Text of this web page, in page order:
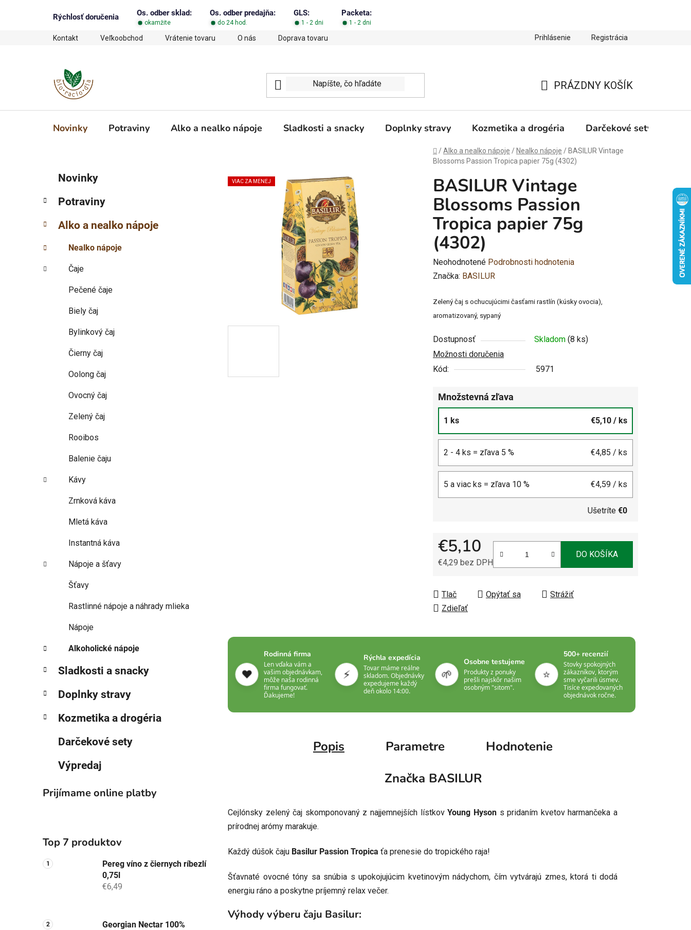
Rýchlosť doručenia Os. odber sklad: Os. odber predajňa: GLS: Packeta:
okamžite do 24 hod. 1 - 2 dni 1 - 2 dni
Kontakt Veľkoobchod Vrátenie tovaru O nás Doprava tovaru Podmienky ochrany osobných údajov Zľava 10 % na prvý nákup
Prihlásenie Registrácia
KOŠÍK
PRÁZDNY KOŠÍK
Novinky Potraviny Alko a nealko nápoje Sladkosti a snacky Doplnky stravy Kozmetika a drogéria Darčekové sety
Domov
/Alko a nealko nápoje / Nealko nápoje / BASILUR Vintage
Blossoms Passion Tropica papier 75g (4302)
č
ý
a
n
kategórie
e
ó
i
Novinky
Potraviny
Alko a nealko nápoje
Nealko nápoje
Čaje
Pečené čaje
Biely čaj
Bylinkový čaj
Čierny čaj
Oolong čaj
Ovocný čaj
Zelený čaj
Rooibos
Balenie čaju
Kávy
Zrnková káva
Mletá káva
Instantná káva
Nápoje a šťavy
Šťavy
Rastlinné nápoje a náhrady mlieka
Nápoje
Alkoholické nápoje
Sladkosti a snacky
Doplnky stravy
Kozmetika a drogéria
Darčekové sety
Výpredaj
Prijímame online platby
Top 7 produktov
Pereg víno z čiernych ríbezlí
0,75l
€6,49
Georgian Nectar 100%
BASILUR Vintage
Blossoms Passion
Tropica papier 75g
(4302)
Priemerné
hodnotenie
je
0,0
5
hviezdičiek.
Neohodnotené Podrobnosti hodnotenia
Značka: BASILUR
Zelený čaj s ochucujúcimi časťami rastlín (kúsky ovocia),
aromatizovaný, sypaný
Dostupnosť Skladom (8 ks)
Možnosti doručenia
Kód:
5971
Množstevná zľava
1 ks €5,10 / ks
2 - 4 ks = zľava 5 % €4,85 / ks
5 a viac ks = zľava 10 % €4,59 / ks
Ušetríte €0
€5,10
€4,29 bez DPH
DO KOŠÍKA
Tlač Opýtať sa
Strážiť
Zdieľať
VIAC ZA MENEJ
❤️
Rodinná firma
Len vďaka vám a
vašim objednávkam,
môže naša rodinná
firma fungovať.
Ďakujeme!
⚡
Rýchla expedícia
Tovar máme reálne
skladom. Objednávky
expedujeme každý
deň okolo 14:00.
🌱
Osobne testujeme
Produkty z ponuky
prešli najskôr našim
osobným "sitom".
⭐
500+ recenzií
Stovky spokojných
zákazníkov, ktorým
sme vyčarili úsmev.
Tisíce expedovaných
objednávok ročne.
Popis Parametre
Hodnotenie
Značka BASILUR
Cejlónsky zelený čaj skomponovaný z najjemnejších lístkovYoung Hysons pridaním kvetov harmančeka a
prírodnej arómy marakuje.
Každý dúšok čaju Basilur Passion Tropica ťa prenesie do tropického raja!
Šťavnaté ovocné tóny sa snúbia s upokojujúcim kvetinovým nádychom, čím vytvárajú zmes, ktorá ti dodá
energiu ráno a poskytne príjemný relax večer.
Výhody výberu čaju Basilur: